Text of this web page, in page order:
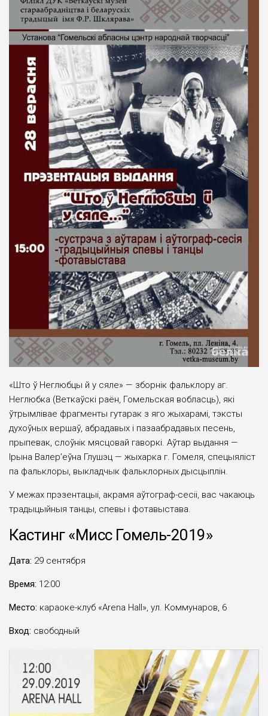
«Што ў Неглюбцы й у сяле» — зборнік фальклору аг.
Неглюбка (Веткаўскі раён, Гомельская вобласць), які
ўтрымлівае фрагменты гутарак з яго жыхарамі, тэксты
духоўных вершаў, абрадавых і пазаабрадавых песень,
прыпевак, слоўнік мясцовай гаворкі. Аўтар выдання —
Ірына Валер’еўна Глушэц — жыхарка г. Гомеля, спецыяліст
па фальклоры, выкладчык фальклорных дысцыплін.
У межах прэзентацыі, акрамя аўтограф-сесіі, вас чакаюць
традыцыйныя танцы, спевы і фотавыстава.
Кастинг «Мисс Гомель-2019»
Дата: 29 сентября
Время: 12:00
Место: караоке-клуб «Arena Hall», ул. Коммунаров, 6
Вход: свободный